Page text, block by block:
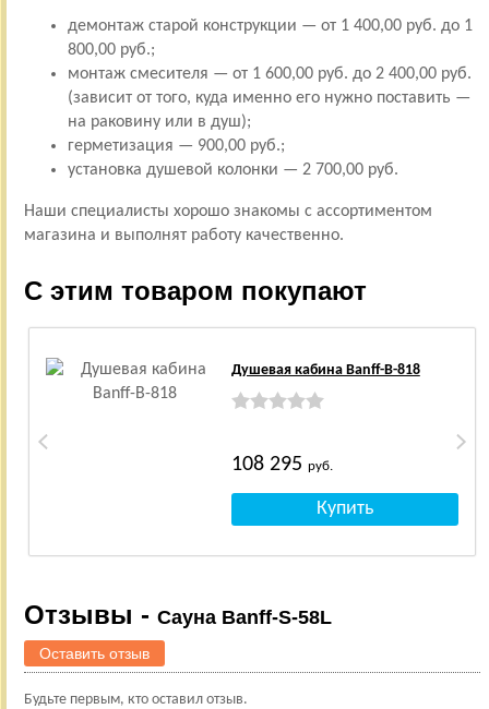
демонтаж старой конструкции — от 1 400,00 руб. до 1
800,00 руб.;
монтаж смесителя — от 1 600,00 руб. до 2 400,00 руб.
(зависит от того, куда именно его нужно поставить —
на раковину или в душ);
герметизация — 900,00 руб.;
установка душевой колонки — 2 700,00 руб.
Наши специалисты хорошо знакомы с ассортиментом
магазина и выполнят работу качественно.
С этим товаром покупают
Душевая кабина Banff-B-818
108 295 руб.
Отзывы - Сауна Banff-S-58L
Оставить отзыв
Будьте первым, кто оставил отзыв.